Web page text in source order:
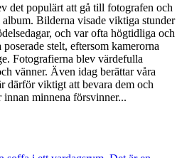
det populärt att gå till fotografen och
album. Bilderna visade viktiga stunder
och var ofta högtidliga och
stelt, eftersom kamerorna
Fotografierna blev värdefulla
vänner. Även idag berättar våra
därför viktigt att bevara dem och
minnena försvinner...